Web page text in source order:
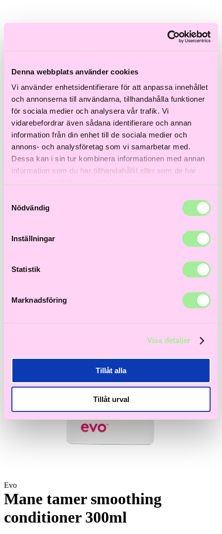
Denna webbplats använder cookies
Vi använder enhetsidentifierare för att anpassa innehållet
och annonserna till användarna, tillhandahålla funktioner
för sociala medier och analysera vår trafik. Vi
vidarebefordrar även sådana identifierare och annan
information från din enhet till de sociala medier och
annons- och analysföretag som vi samarbetar med.
Dessa kan i sin tur kombinera informationen med annan
information som du har tillhandahållit eller som de har
Nödvändig
Inställningar
Statistik
Marknadsföring
Visa detaljer
Tillåt alla
Tillåt urval
Blont hår
Kort hår
Färgat hår
Ofärgat hår
Shoppa efter kategori
Inpackningar & Treatments
Vård
Styling
Värmeverktyg
Reseprodukter
Färdiga presentkit
Hem>Åldrande hår > Mane tamer smoothing conditioner 300ml
Evo
Mane tamer smoothing
conditioner 300ml